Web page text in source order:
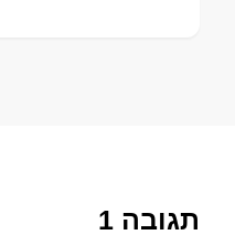
תגובה 1